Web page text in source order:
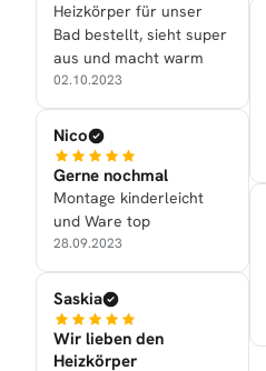
Heizkörper für unser
Bad bestellt, sieht super
aus und macht warm
02.10.2023
Nico
Gerne nochmal
Montage kinderleicht
und Ware top
28.09.2023
Saskia
Wir lieben den
Heizkörper